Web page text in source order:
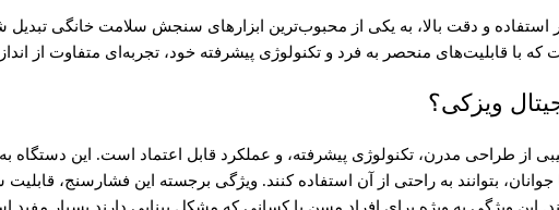
و دقت بالا، به یکی از محبوب‌ترین ابزارهای سنجش سلامت خانگی تبدیل
که با قابلیت‌های منحصر به فرد و تکنولوژی پیشرفته خود، تجربه‌ای متفاوت از
ویزکی؟
از طراحی مدرن، تکنولوژی پیشرفته، و عملکرد قابل اعتماد است. این
جوانان، بتوانند به راحتی از آن استفاده کنند. ویژگی برجسته این فشارسنج،